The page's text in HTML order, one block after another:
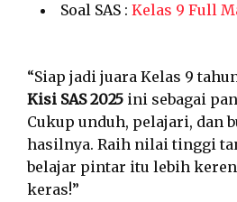
Soal SAS : Kelas 9 Full
“Siap jadi juara Kelas 9
Kisi SAS 2025 ini sebagai
Cukup unduh, pelajari, dan
hasilnya. Raih nilai tinggi
belajar pintar itu lebih
keras!”